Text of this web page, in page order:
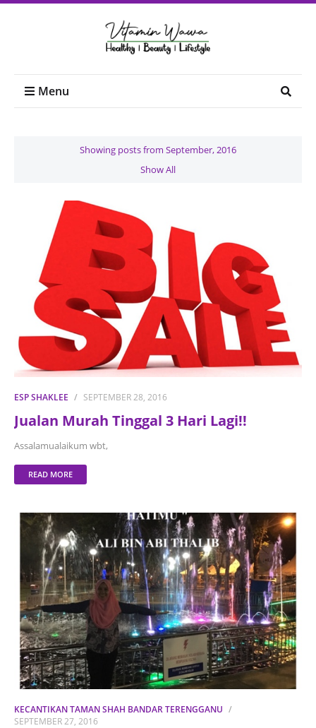
Menu
Showing posts from September, 2016
Show All
ESP SHAKLEE SEPTEMBER 28, 2016
Jualan Murah Tinggal 3 Hari Lagi!!
Assalamualaikum wbt,
READ MORE
KECANTIKAN TAMAN SHAH BANDAR TERENGGANU
SEPTEMBER 27, 2016